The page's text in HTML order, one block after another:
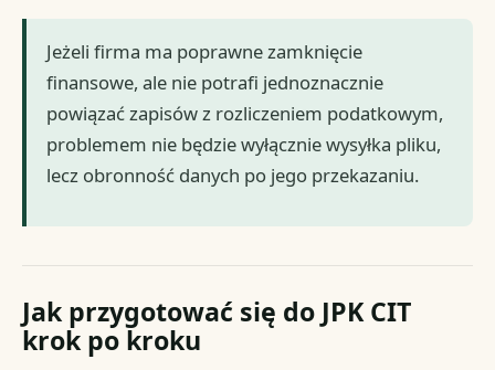
Jeżeli firma ma poprawne zamknięcie
finansowe, ale nie potrafi jednoznacznie
powiązać zapisów z rozliczeniem podatkowym,
problemem nie będzie wyłącznie wysyłka pliku,
lecz obronność danych po jego przekazaniu.
Jak przygotować się do JPK CIT
krok po kroku